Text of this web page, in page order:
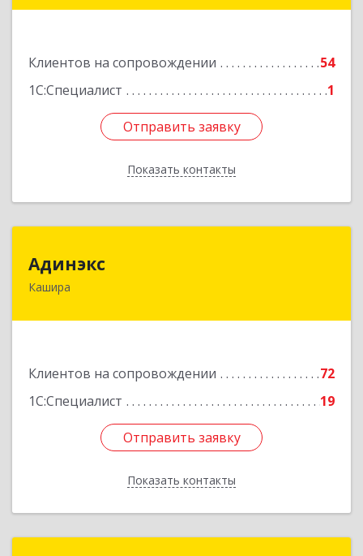
Клиентов на сопровождении
54
1С:Специалист
1
Отправить заявку
Показать контакты
Отправить заявку
Назад
Адинэкс
Кашира
Клиентов на сопровождении
72
1С:Специалист
19
Отправить заявку
Показать контакты
142900, Московская обл, г.о. Кашира, Кашира г,
Отправить заявку
Назад